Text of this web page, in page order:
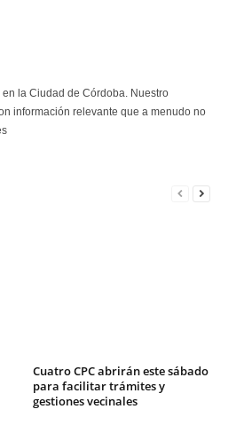
la Ciudad de Córdoba. Nuestro
información relevante que a menudo no
Cuatro CPC abrirán este sábado
para facilitar trámites y
gestiones vecinales